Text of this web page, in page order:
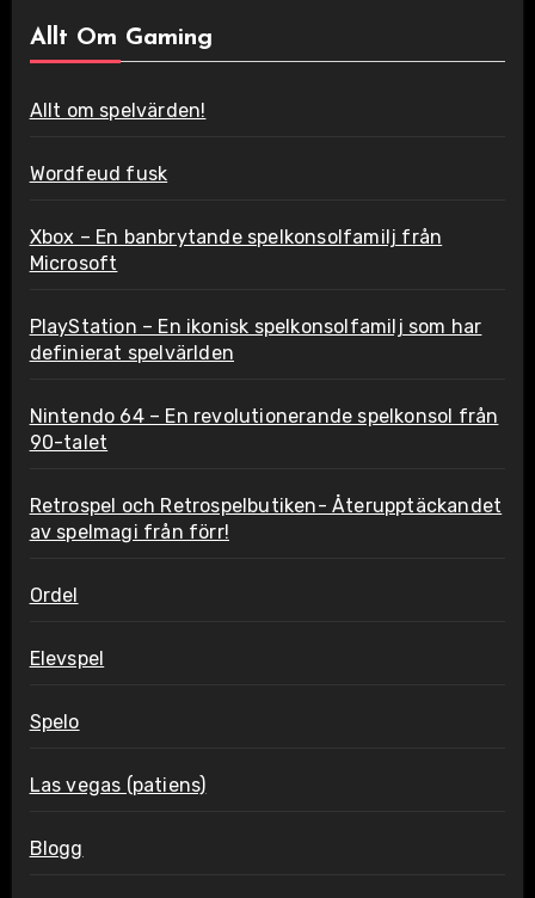
Allt Om Gaming
Allt om spelvärden!
Wordfeud fusk
Xbox – En banbrytande spelkonsolfamilj från
Microsoft
PlayStation – En ikonisk spelkonsolfamilj som har
definierat spelvärlden
Nintendo 64 – En revolutionerande spelkonsol från
90-talet
Retrospel och Retrospelbutiken- Återupptäckandet
av spelmagi från förr!
Ordel
Elevspel
Spelo
Las vegas (patiens)
Blogg